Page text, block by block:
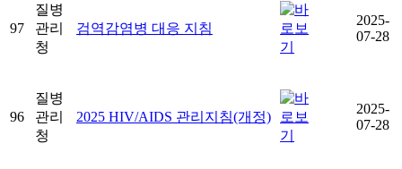
97
질병
관리
청
검역감염병 대응 지침
2025-
07-28
96
질병
관리
청
2025 HIV/AIDS 관리지침(개정)
2025-
07-28